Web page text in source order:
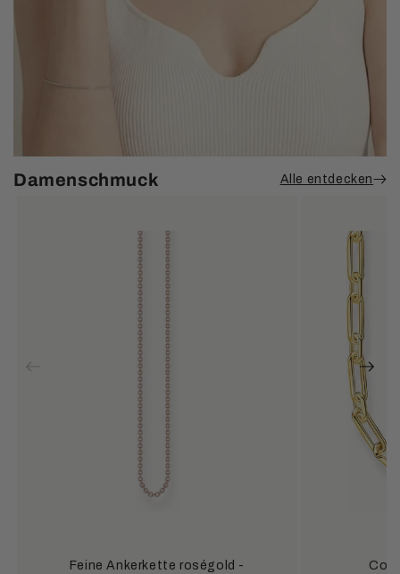
Damenschmuck Alle entdecken
Feine Ankerkette roségold -